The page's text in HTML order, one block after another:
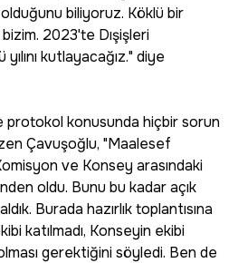
biliyoruz. Köklü bir
2023'te Dışişleri
yılını kutlayacağız." diye
konusunda hiçbir sorun
Çavuşoğlu, "Maalesef
ve Konsey arasındaki
oldu. Bunu bu kadar açık
Burada hazırlık toplantısına
katılmadı, Konseyin ekibi
gerektiğini söyledi. Ben de